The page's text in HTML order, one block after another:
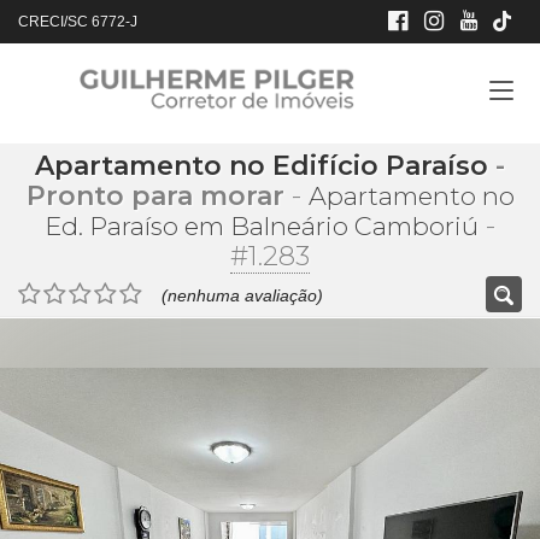
CRECI/SC 6772-J
Apartamento no Edifício Paraíso -
Pronto para morar - Apartamento no
Ed. Paraíso em Balneário Camboriú -
#1.283
(nenhuma avaliação)